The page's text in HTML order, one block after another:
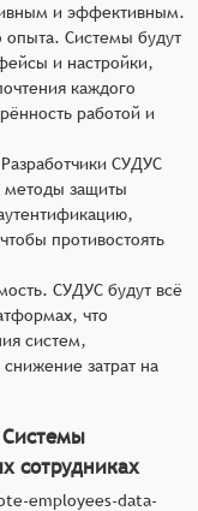
и эффективным.
опыта. Системы будут
и настройки,
каждого
работой и
СУДУС
методы защиты
противостоять
СУДУС будут всё
что
систем,
затрат на
Системы
сотрудниках
employees-data-